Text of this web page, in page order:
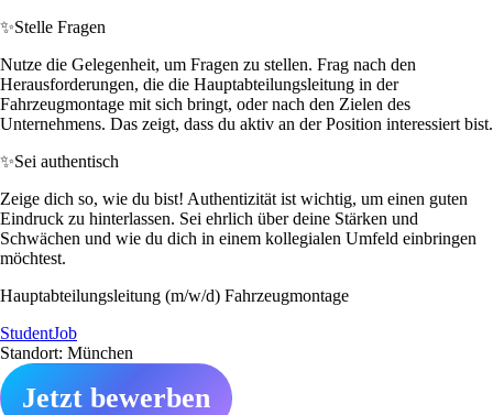
✨Stelle Fragen
Nutze die Gelegenheit, um Fragen zu stellen. Frag nach den
Herausforderungen, die die Hauptabteilungsleitung in der
Fahrzeugmontage mit sich bringt, oder nach den Zielen des
Unternehmens. Das zeigt, dass du aktiv an der Position interessiert bist.
✨Sei authentisch
Zeige dich so, wie du bist! Authentizität ist wichtig, um einen guten
Eindruck zu hinterlassen. Sei ehrlich über deine Stärken und
Schwächen und wie du dich in einem kollegialen Umfeld einbringen
möchtest.
Hauptabteilungsleitung (m/w/d) Fahrzeugmontage
StudentJob
Standort: München
Jetzt bewerben